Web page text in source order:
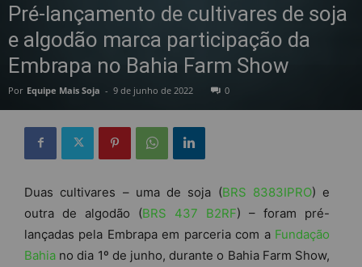
Pré-lançamento de cultivares de soja
e algodão marca participação da
Embrapa no Bahia Farm Show
Por Equipe Mais Soja - 9 de junho de 2022 0
Duas cultivares – uma de soja (BRS 8383IPRO) e
outra de algodão (BRS 437 B2RF) – foram pré-
lançadas pela Embrapa em parceria com a Fundação
Bahia no dia 1º de junho, durante o Bahia Farm Show,